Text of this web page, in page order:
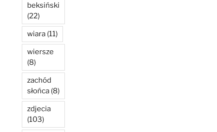
beksiński
(22)
wiara (11)
wiersze
(8)
zachód
słońca (8)
zdjecia
(103)